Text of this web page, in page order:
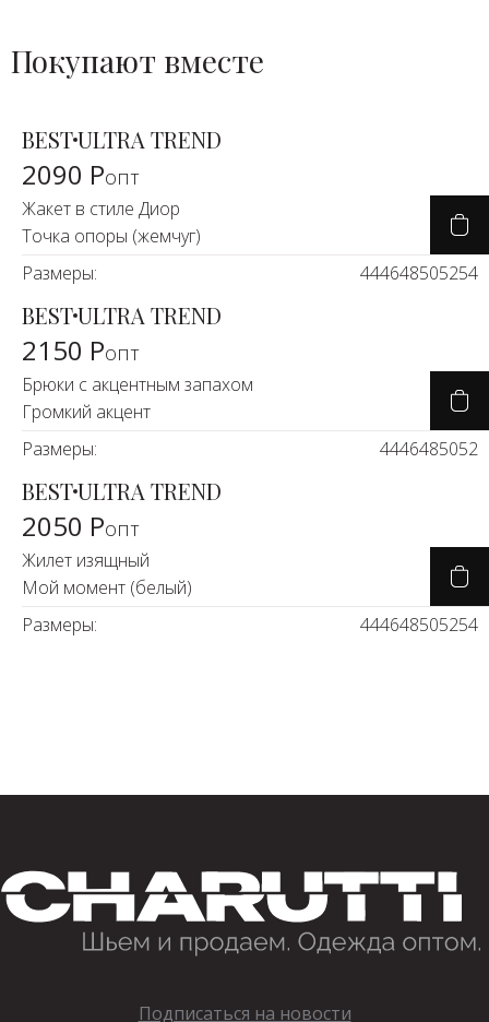
Покупают вместе
BESTULTRA TREND
2090 Ропт
Жакет в стиле Диор
Точка опоры (жемчуг)
Размеры:
444648505254
BESTULTRA TREND
2150 Ропт
Брюки с акцентным запахом
Громкий акцент
Размеры:
4446485052
BESTULTRA TREND
2050 Ропт
Жилет изящный
Мой момент (белый)
Размеры:
444648505254
Подписаться на новости